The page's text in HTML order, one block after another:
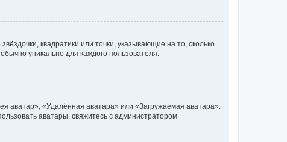
квадратики или точки, указывающие на то, сколько
уникально для каждого пользователя.
аватар», «Удалённая аватара» или «Загружаемая аватара».
аватары, свяжитесь с администратором